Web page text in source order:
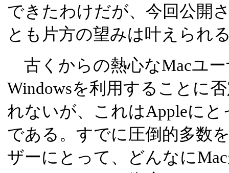
できたわけだが、今回公開
とも片方の望みは叶えられ
古くからの熱心なMacユ
Windowsを利用することに
れないが、これはAppleに
である。すでに圧倒的多数
ザーにとって、どんなに